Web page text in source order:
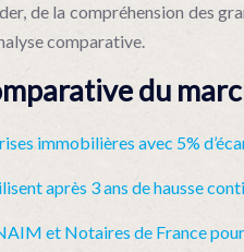
de la compréhension des
comparative.
du
immobilières avec 5%
après 3 ans de hausse
et Notaires de France